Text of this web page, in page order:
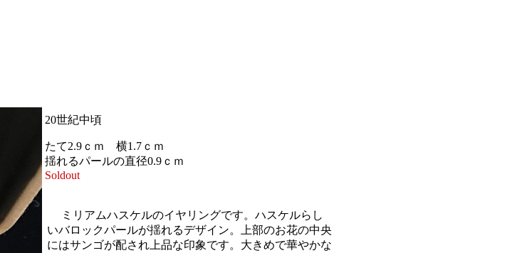
20世紀中頃
たて2.9ｃｍ 横1.7ｃｍ
揺れるパールの直径0.9ｃｍ
Soldout
ミリアムハスケルのイヤリングです。ハスケルらし
いバロックパールが揺れるデザイン。上部のお花の中央
にはサンゴが配され上品な印象です。大きめで華やかな